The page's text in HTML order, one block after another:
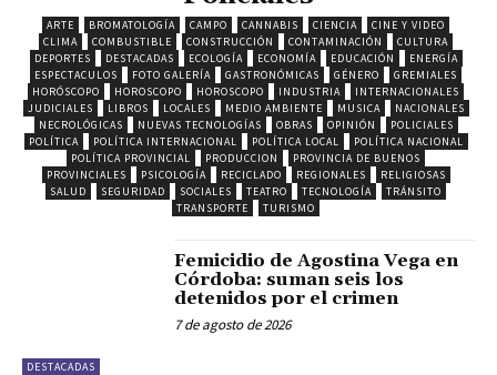
ARTE BROMATOLOGÍA CAMPO CANNABIS CIENCIA
CINE Y VIDEO
CLIMA
COMBUSTIBLE CONSTRUCCIÓN CONTAMINACIÓN
CULTURA
DEPORTES
DESTACADAS ECOLOGÍA ECONOMÍA EDUCACIÓN
ENERGÍA
ESPECTACULOS
FOTO GALERÍA GASTRONÓMICAS GÉNERO
GREMIALES
HORÓSCOPO
HOROSCOPO HOROSCOPO INDUSTRIA
INTERNACIONALES
JUDICIALES
LIBROS LOCALES MEDIO AMBIENTE MUSICA
NACIONALES
NECROLÓGICAS
NUEVAS TECNOLOGÍAS OBRAS OPINIÓN
POLICIALES
POLÍTICA
POLÍTICA INTERNACIONAL POLÍTICA LOCAL
POLÍTICA NACIONAL
POLÍTICA PROVINCIAL
PRODUCCION
PROVINCIA DE BUENOS
PROVINCIALES
PSICOLOGÍA RECICLADO REGIONALES
RELIGIOSAS
SALUD
SEGURIDAD SOCIALES TEATRO TECNOLOGÍA
TRÁNSITO
TRANSPORTE
TURISMO
DESTACADAS
Femicidio de Agostina Vega en
Córdoba: suman seis los
detenidos por el crimen
7 de agosto de 2026